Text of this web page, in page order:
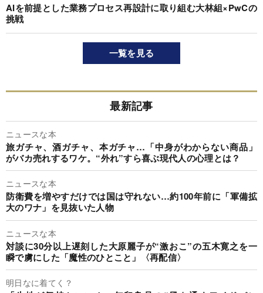
AIを前提とした業務プロセス再設計に取り組む大林組×PwCの
挑戦
一覧を見る
最新記事
ニュースな本
旅ガチャ、酒ガチャ、本ガチャ…「中身がわからない商品」
がバカ売れするワケ。“外れ”すら喜ぶ現代人の心理とは？
ニュースな本
防衛費を増やすだけでは国は守れない…約100年前に「軍備拡
大のワナ」を見抜いた人物
ニュースな本
対談に30分以上遅刻した大原麗子が“激おこ”の五木寛之を一
瞬で虜にした「魔性のひとこと」〈再配信〉
明日なに着てく？